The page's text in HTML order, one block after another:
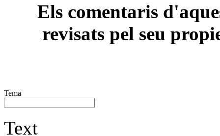
Els comentaris
revisats pel seu
Tema
Text